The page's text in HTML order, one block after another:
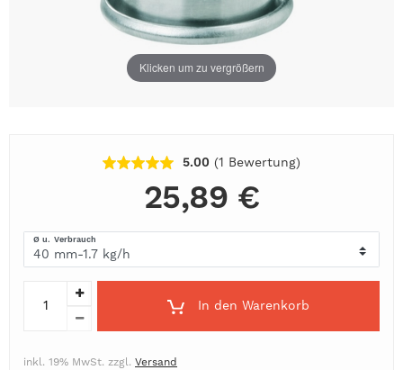
Klicken um zu vergrößern
5.00 (1 Bewertung)
25,89 €
Ø u. Verbrauch
In den Warenkorb
inkl. 19% MwSt. zzgl. Versand